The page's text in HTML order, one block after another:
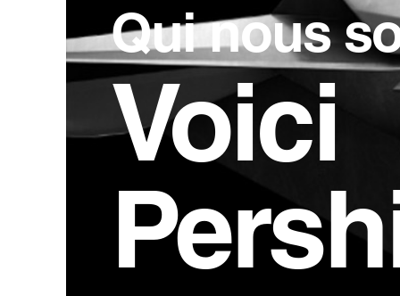
Qui nous
Voici